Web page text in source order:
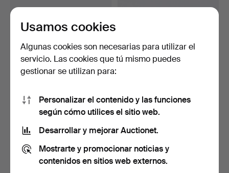
FUENTE. Plata. Contrastes
de importación s…
Subastado 13 jun 2026
517 USD
ROSENHOLM,
UDS. Plat…
Subastado 13 jun 2026
254 USD
Usamos cookies
Algunas cookies son necesarias para utilizar el
servicio. Las cookies que tú mismo puedes
gestionar se utilizan para:
Personalizar el contenido y las funciones
según cómo utilices el sitio web.
Desarrollar y mejorar Auctionet.
Mostrarte y promocionar noticias y
contenidos en sitios web externos.